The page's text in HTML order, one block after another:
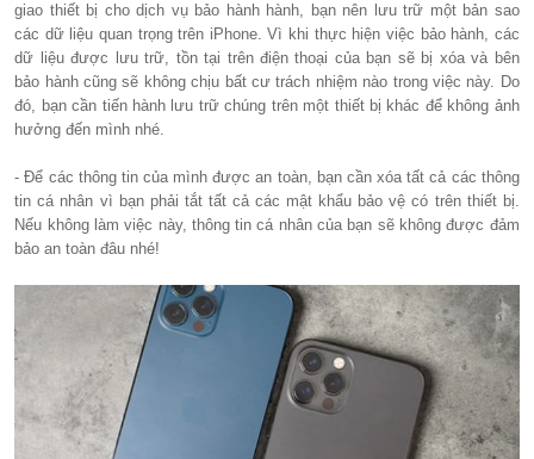
giao thiết bị cho dịch vụ bảo hành hành, bạn nên lưu trữ một bản sao
các dữ liệu quan trọng trên iPhone. Vì khi thực hiện việc bảo hành, các
dữ liệu được lưu trữ, tồn tại trên điện thoại của bạn sẽ bị xóa và bên
bảo hành cũng sẽ không chịu bất cư trách nhiệm nào trong việc này. Do
đó, bạn cần tiến hành lưu trữ chúng trên một thiết bị khác để không ảnh
hưởng đến mình nhé.
- Để các thông tin của mình được an toàn, bạn cần xóa tất cả các thông
tin cá nhân vì bạn phải tắt tất cả các mật khẩu bảo vệ có trên thiết bị.
Nếu không làm việc này, thông tin cá nhân của bạn sẽ không được đảm
bảo an toàn đâu nhé!